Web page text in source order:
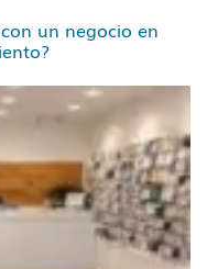
un negocio en